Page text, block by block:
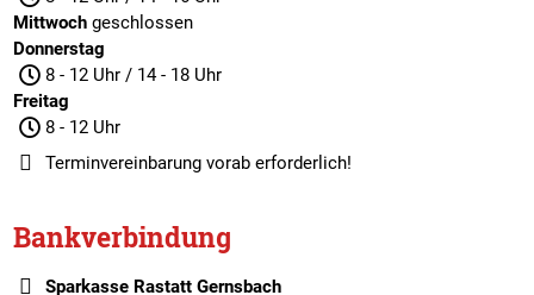
Mittwochgeschlossen
Donnerstag
8 - 12 Uhr / 14 - 18 Uhr
Freitag
8 - 12 Uhr
Terminvereinbarungvorab erforderlich!
Bankverbindung
Sparkasse Rastatt Gernsbach